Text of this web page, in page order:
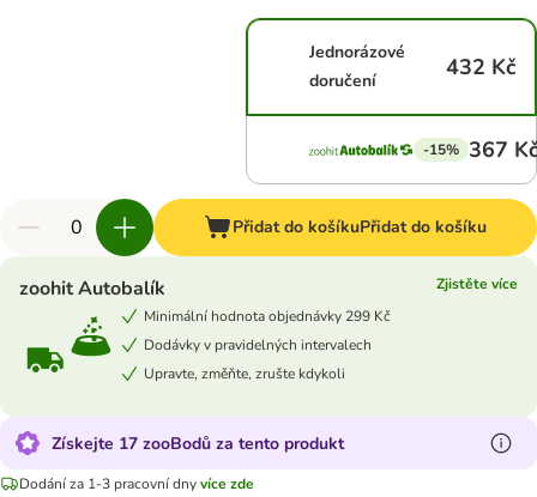
Jednorázové
doručení
432 Kč
-15% 367
Přidat do košíkuPřidat do košíku
zoohit Autobalík
Zjistěte více
Minimální hodnota objednávky 299 Kč
Dodávky v pravidelných intervalech
Upravte, změňte, zrušte kdykoli
Získejte 17 zooBodů za tento produkt
Dodání za 1-3 pracovní dnyvíce zde